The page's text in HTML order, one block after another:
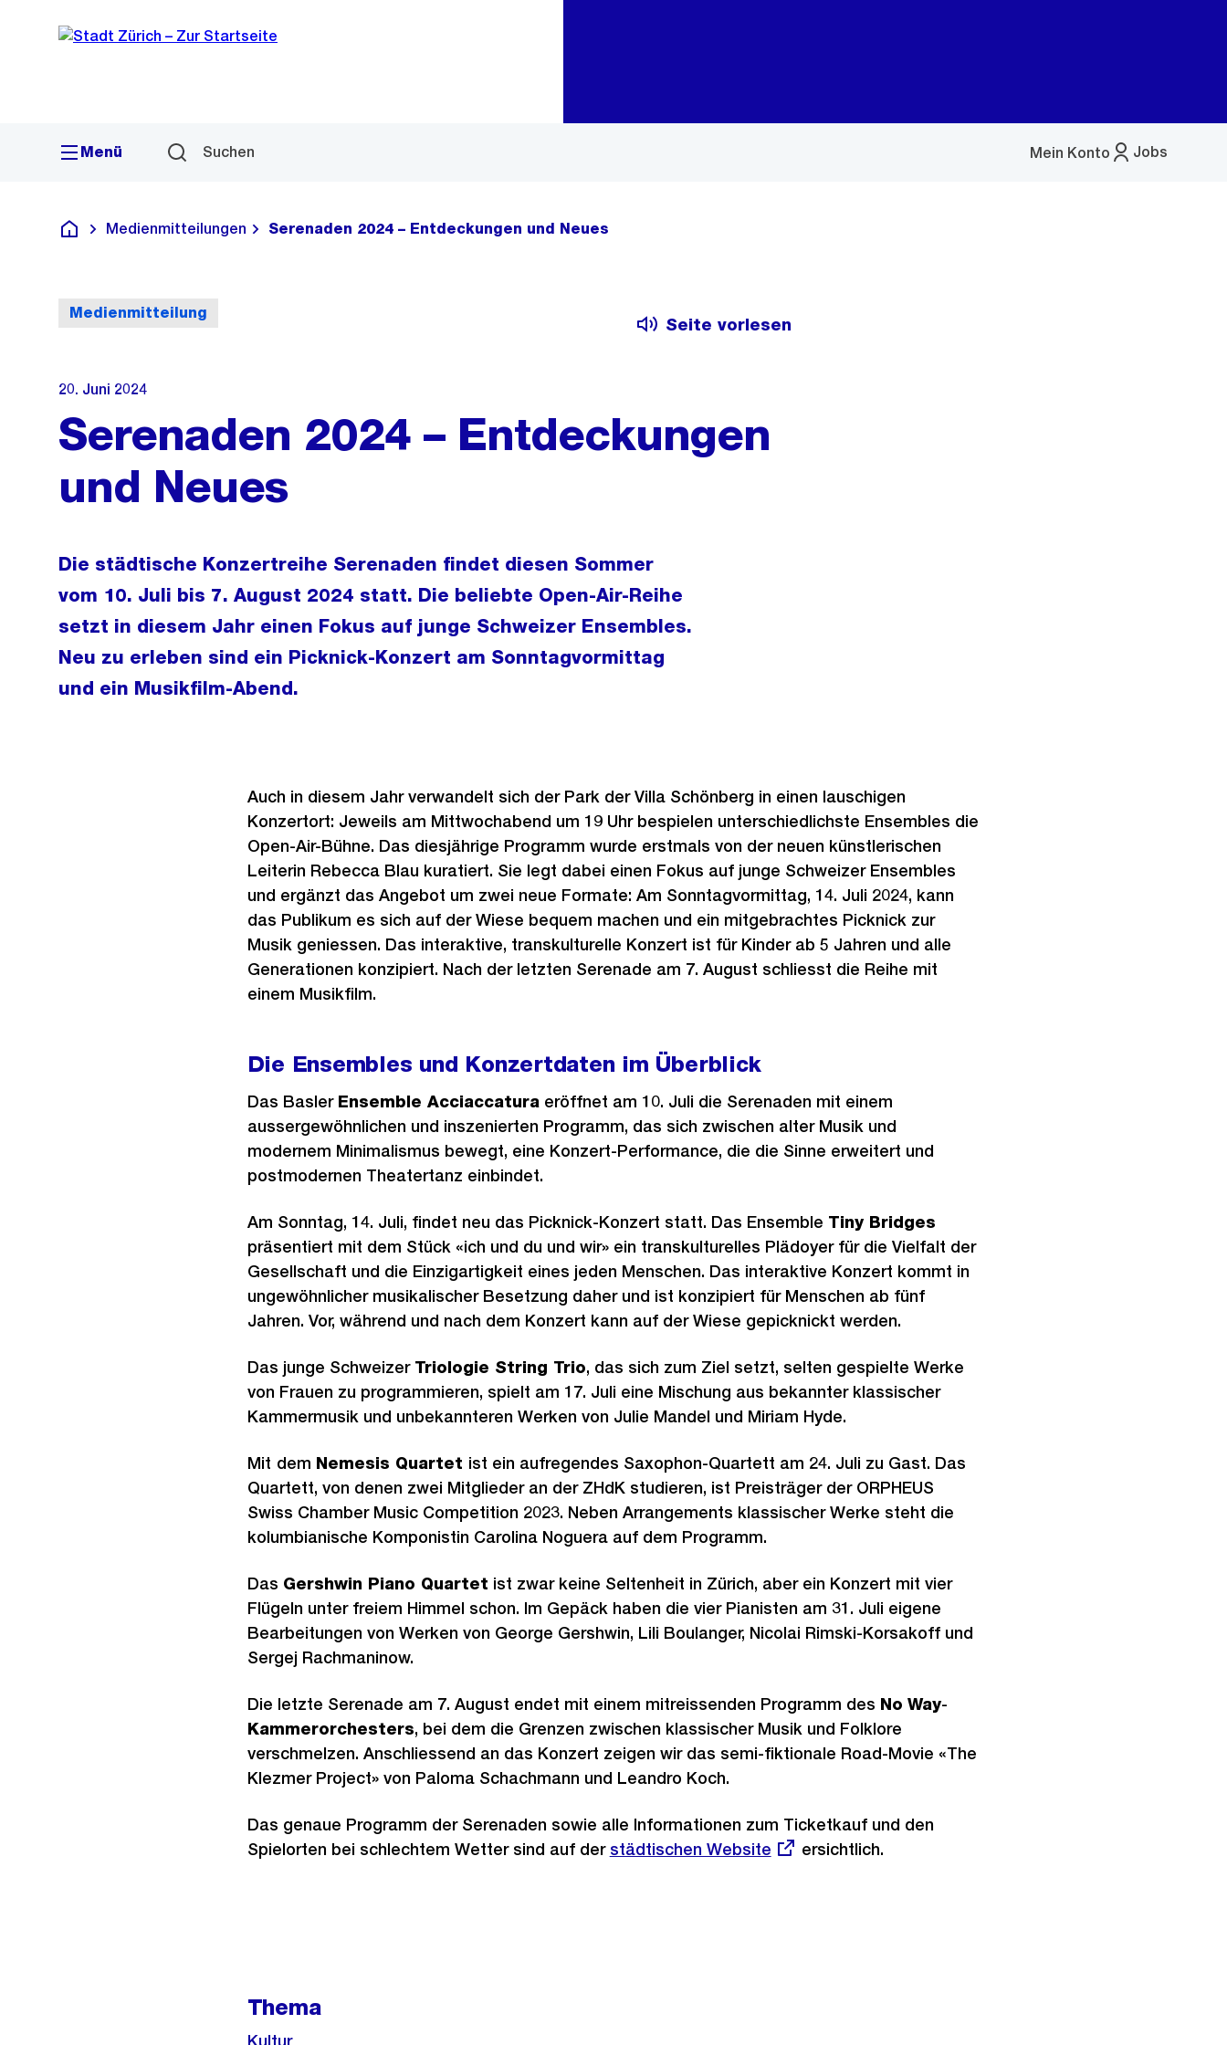
Navigation
Sprunglink
Menü Suchen Jobs
Mein Konto
Menü
Deutsch
Medienmitteilungen Serenaden 2024 – Entdeckungen und Neues
Medienmitteilung
Seite vorlesen
20. Juni 2024
Serenaden 2024 – Entdeckungen
und Neues
Die städtische Konzertreihe Serenaden findet diesen Sommer
vom 10. Juli bis 7. August 2024 statt. Die beliebte Open-Air-Reihe
setzt in diesem Jahr einen Fokus auf junge Schweizer Ensembles.
Neu zu erleben sind ein Picknick-Konzert am Sonntagvormittag
und ein Musikfilm-Abend.
Auch in diesem Jahr verwandelt sich der Park der Villa Schönberg in einen lauschigen
Konzertort: Jeweils am Mittwochabend um 19 Uhr bespielen unterschiedlichste Ensembles die
Open-Air-Bühne. Das diesjährige Programm wurde erstmals von der neuen künstlerischen
Leiterin Rebecca Blau kuratiert. Sie legt dabei einen Fokus auf junge Schweizer Ensembles
und ergänzt das Angebot um zwei neue Formate: Am Sonntagvormittag, 14. Juli 2024, kann
das Publikum es sich auf der Wiese bequem machen und ein mitgebrachtes Picknick zur
Musik geniessen. Das interaktive, transkulturelle Konzert ist für Kinder ab 5 Jahren und alle
Generationen konzipiert. Nach der letzten Serenade am 7. August schliesst die Reihe mit
einem Musikfilm.
Die Ensembles und Konzertdaten im Überblick
Das Basler Ensemble Acciaccaturaeröffnet am 10. Juli die Serenaden mit einem
aussergewöhnlichen und inszenierten Programm, das sich zwischen alter Musik und
modernem Minimalismus bewegt, eine Konzert-Performance, die die Sinne erweitert und
postmodernen Theatertanz einbindet.
Am Sonntag, 14. Juli, findet neu das Picknick-Konzert statt. Das Ensemble Tiny Bridges
präsentiert mit dem Stück «ich und du und wir» ein transkulturelles Plädoyer für die Vielfalt der
Gesellschaft und die Einzigartigkeit eines jeden Menschen. Das interaktive Konzert kommt in
ungewöhnlicher musikalischer Besetzung daher und ist konzipiert für Menschen ab fünf
Jahren. Vor, während und nach dem Konzert kann auf der Wiese gepicknickt werden.
Das junge Schweizer Triologie String Trio, das sich zum Ziel setzt, selten gespielte Werke
von Frauen zu programmieren, spielt am 17. Juli eine Mischung aus bekannter klassischer
Kammermusik und unbekannteren Werken von Julie Mandel und Miriam Hyde.
Mit dem Nemesis Quartet ist ein aufregendes Saxophon-Quartett am 24. Juli zu Gast. Das
Quartett, von denen zwei Mitglieder an der ZHdK studieren, ist Preisträger der ORPHEUS
Swiss Chamber Music Competition 2023. Neben Arrangements klassischer Werke steht die
kolumbianische Komponistin Carolina Noguera auf dem Programm.
Das Gershwin Piano Quartet ist zwar keine Seltenheit in Zürich, aber ein Konzert mit vier
Flügeln unter freiem Himmel schon. Im Gepäck haben die vier Pianisten am 31. Juli eigene
Bearbeitungen von Werken von George Gershwin, Lili Boulanger, Nicolai Rimski-Korsakoff und
Sergej Rachmaninow.
Die letzte Serenade am 7. August endet mit einem mitreissenden Programm des No Way-
Kammerorchesters, bei dem die Grenzen zwischen klassischer Musik und Folklore
verschmelzen. Anschliessend an das Konzert zeigen wir das semi-fiktionale Road-Movie «The
Klezmer Project» von Paloma Schachmann und Leandro Koch.
Das genaue Programm der Serenaden sowie alle Informationen zum Ticketkauf und den
Spielorten bei schlechtem Wetter sind auf der Externer
städtischen Website ersichtlich.
Thema
Kultur